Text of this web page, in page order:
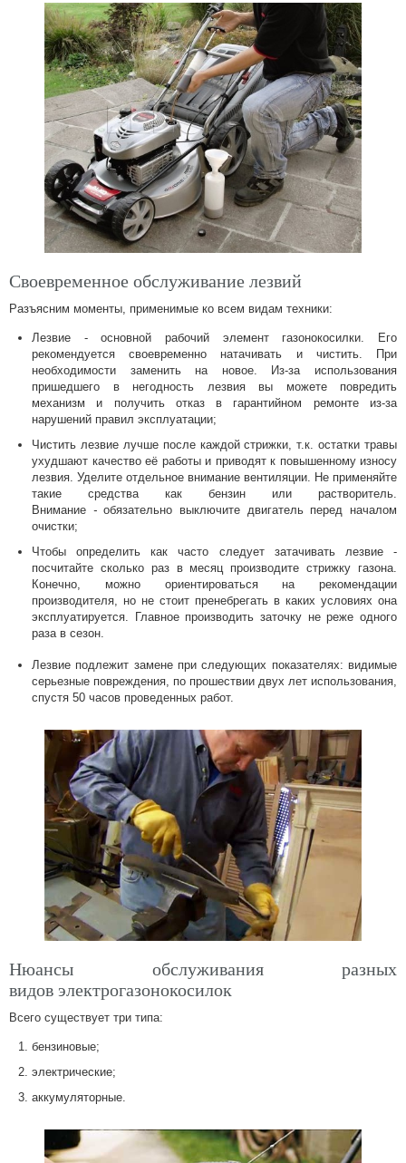
давления с
электродвигателем
Подробнее
07 Апреля 2022
Бытовые и
профессиональные
мойки высокого
давления –
особенности
Подробнее
01 Апреля 2022
Сервисная
акция 2021
Подробнее
Своевременное обслуживание лезвий
Разъясним моменты, применимые ко всем видам техники:
Лезвие - основной рабочий элемент газонокосилки. Его
рекомендуется своевременно натачивать и чистить. При
необходимости заменить на новое. Из-за использования
пришедшего в негодность лезвия вы можете повредить
механизм и получить отказ в гарантийном ремонте из-за
нарушений правил эксплуатации;
Чистить лезвие лучше после каждой стрижки, т.к. остатки травы
ухудшают качество её работы и приводят к повышенному износу
лезвия. Уделите отдельное внимание вентиляции. Не применяйте
такие средства как бензин или растворитель.
Внимание -обязательно выключите двигатель перед началом
очистки;
Чтобы определить как часто следует затачивать лезвие -
посчитайте сколько раз в месяц производите стрижку газона.
Конечно, можно ориентироваться на рекомендации
производителя, но не стоит пренебрегать в каких условиях она
эксплуатируется. Главное производить заточку не реже одного
раза в сезон.
Лезвие подлежит замене при следующих показателях: видимые
серьезные повреждения, по прошествии двух лет использования,
спустя 50 часов проведенных работ.
Нюансы обслуживания разных
видов электрогазонокосилок
Всего существует три типа:
бензиновые;
электрические;
аккумуляторные.